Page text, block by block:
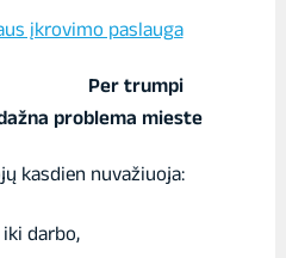
įkrovimo paslauga
problema mieste
kasdien nuvažiuoja:
darbo,